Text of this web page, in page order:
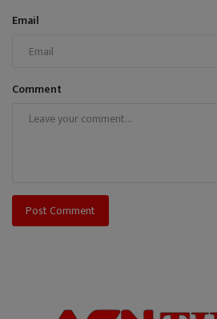
Email
Comment
Post Comment